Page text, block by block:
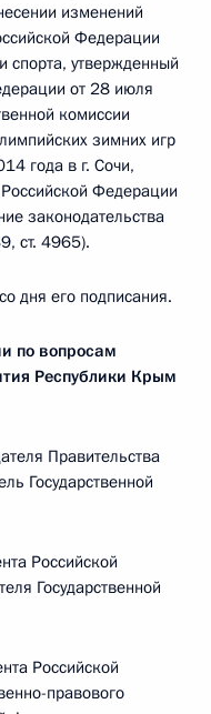
изменений
Федерации
спорта, утвержденный
от 28 июля
комиссии
зимних игр
года в г. Сочи,
Федерации
законодательства
ст. 4965).
дня его подписания.
по вопросам
Республики Крым
Правительства
Государственной
Российской
Государственной
Российской
правового